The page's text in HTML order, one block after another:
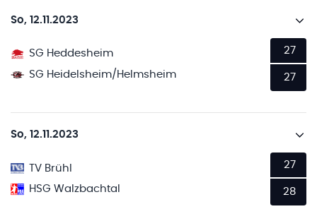
So, 12.11.2023
SG Heddesheim
SG Heidelsheim/Helmsheim
27
27
So, 12.11.2023
TV Brühl
HSG Walzbachtal
27
28